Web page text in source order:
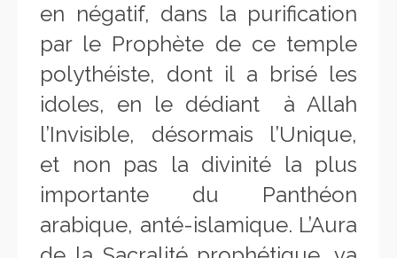
en négatif, dans la purification
par le Prophète de ce temple
polythéiste, dont il a brisé les
idoles, en le dédiant à Allah
l’Invisible, désormais l’Unique,
et non pas la divinité la plus
importante du Panthéon
arabique, anté-islamique. L’Aura